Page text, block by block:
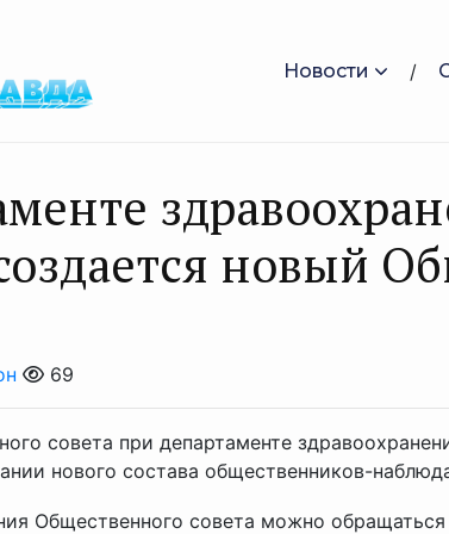
Новости
новый
69
совета при департаменте
нового состава общественников-
Общественного совета можно обращаться